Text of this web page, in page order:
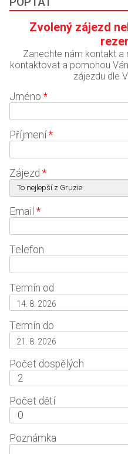
Zvolený zájezd
Zanechte nám kontakt a
kontaktovat a pomohou
zájezdu dle
Jméno *
Příjmení *
Zájezd *
Email *
Telefon
Termín od
Termín do
Počet dospělých
2
Počet dětí
0
Poznámka